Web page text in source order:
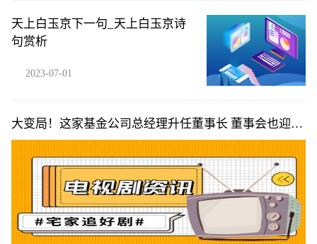
天上白玉京下一句_天上白玉京诗
句赏析
2023-07-01
大变局！这家基金公司总经理升任董事长 董事会也迎来
“洗牌”